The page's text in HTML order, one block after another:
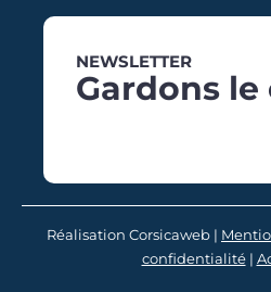
NEWSLETTER
Gardons
Réalisation Corsicaweb |
confidentialité|